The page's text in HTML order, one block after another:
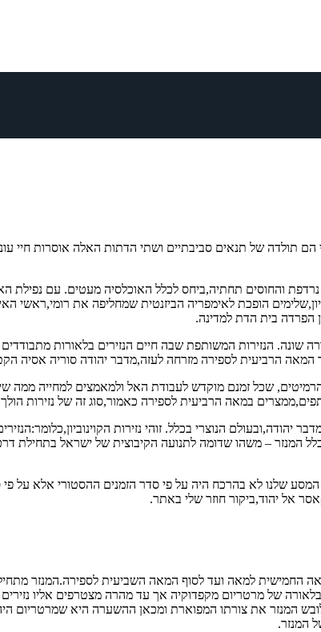
הם תולדה של תנאים סביבתיים ושתי הדתות האלה אוסרות חיי
והחוסים תחתיה,ביחס לכלל האוכלסיה מעטים. עם נפילת
הופכת לאימפריה הביזנטית שמחליפה את רומי,ראשי
הפרדה בית הדת למדינה.
שונה. הנזירות המשותפת שבה חיים הנזירים בלאורות
הרביעית לספירה מזרחה לעזה,מדבר יהודה סוריה אסיה
הרמיטים, שכל זמנם מוקדש לעבודת האל ולמאמצים למחייה
במאה הרביעית לספירה כאמור,סוג זה של נזירות הולך
הנוצרי בכלל. זוהי נזירות
המנזר – משהו שדומה לתנועה הקיבוצית של ישראל
המסע שלנו לא בהרכח היה על פי סדר הזמנים ההסטורי אלא על
אל יהוד,ביקור חוזר שלי באתר.
החמישית למאה ועד לסוף המאה השביעית לספירה.המנזר מתחיל
של מרטריום מקפדוקיה אך עד מהרה מצטרפים אליו
המנזר את צורתו המפוארת ומכאן ההשערה היא שמרטריום
המנזר.